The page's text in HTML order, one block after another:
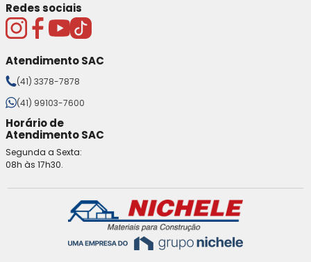
Redes sociais
Atendimento SAC
(41) 3378-7878
(41) 99103-7600
Horário de
Atendimento SAC
Segunda a Sexta:
08h às 17h30.